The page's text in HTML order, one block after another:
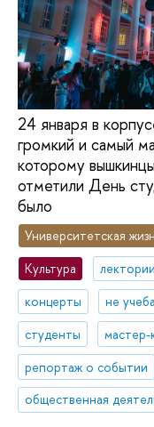
24 января в
громкий и самый
которому
отметили День
было
Университетская
Культура
лектории
концерты
не учеба
студенты
мастер-
репортаж о событии
общественная